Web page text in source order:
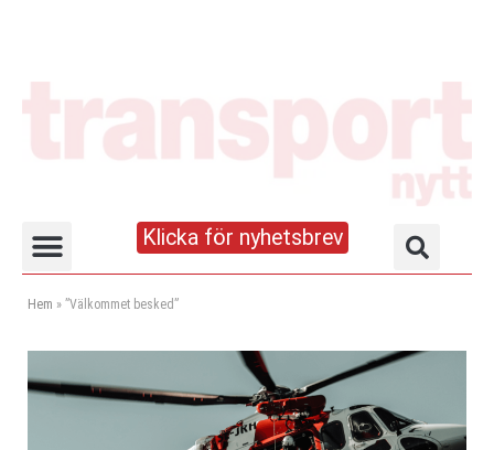
Klicka för nyhetsbrev
Hem » ”Välkommet besked”